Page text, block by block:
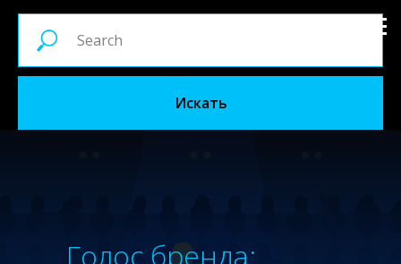
Искать
Голос бренда: